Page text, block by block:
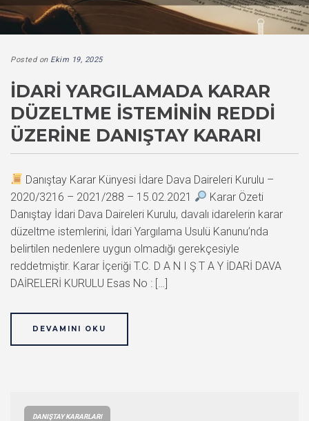
Posted on Ekim 19, 2025
İDARI YARGILAMADA KARAR
DÜZELTME İSTEMININ REDDI
ÜZERINE DANIŞTAY KARARI
Danıştay Karar Künyesi İdare Dava Daireleri Kurulu –
2020/3216 – 2021/288 – 15.02.2021
Karar Özeti
Danıştay İdari Dava Daireleri Kurulu, davalı idarelerin karar
düzeltme istemlerini, İdari Yargılama Usulü Kanunu’nda
belirtilen nedenlere uygun olmadığı gerekçesiyle
reddetmiştir. Karar İçeriği T.C. D A N I Ş T A Y İDARİ DAVA
DAİRELERİ KURULU Esas No : […]
DEVAMINI OKU
DANIŞTAY KARARLARI